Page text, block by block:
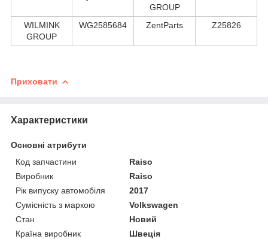
GROUP
WILMINK
GROUP
WG2585684 ZentParts Z25826
Приховати
Характеристики
Основні атрибути
Код запчастини
Raiso
Виробник
Raiso
Рік випуску автомобіля
2017
Сумісність з маркою
Volkswagen
Стан
Новий
Країна виробник
Швеція